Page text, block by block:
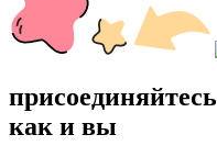
как и вы